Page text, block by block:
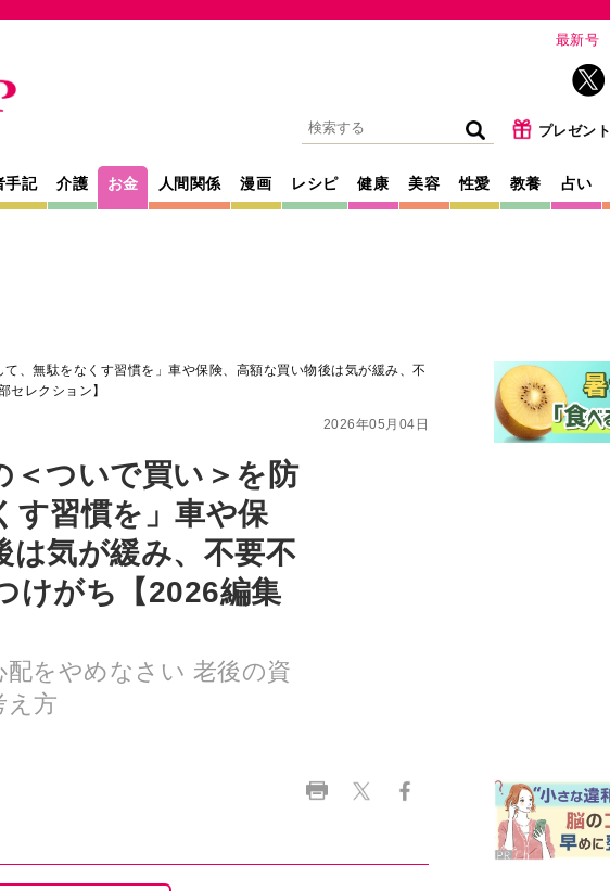
最新号
プレゼント
手記 介護 お金 人間関係 漫画 レシピ 健康 美容 性愛 教養 占い
、無駄をなくす習慣を」車や保険、高額な買い物後は気が緩み、不
セレクション】
2026年05月04日
＜ついで買い＞を防
す習慣を」車や保
は気が緩み、不要不
けがち【2026編集
配をやめなさい 老後の資
え方